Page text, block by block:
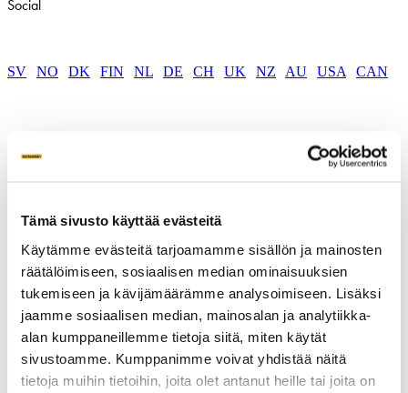
Tämä sivusto käyttää evästeitä
Käytämme evästeitä tarjoamamme sisällön ja mainosten
räätälöimiseen, sosiaalisen median ominaisuuksien
tukemiseen ja kävijämäärämme analysoimiseen. Lisäksi
jaamme sosiaalisen median, mainosalan ja analytiikka-
alan kumppaneillemme tietoja siitä, miten käytät
sivustoamme. Kumppanimme voivat yhdistää näitä
tietoja muihin tietoihin, joita olet antanut heille tai joita on
Social
SV NO DK FIN NL DE CH UK NZ AU USA CAN
Om Markskruv
Våra skruvar
Applikationer
Maskiner
Inspiration